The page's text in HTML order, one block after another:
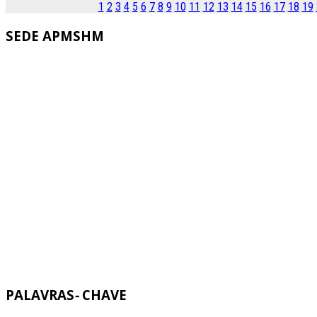
1 2 3 4 5 6 7 8 9 10 11 12 13 14 15 16 17 18 19
SEDE APMSHM
PALAVRAS-CHAVE